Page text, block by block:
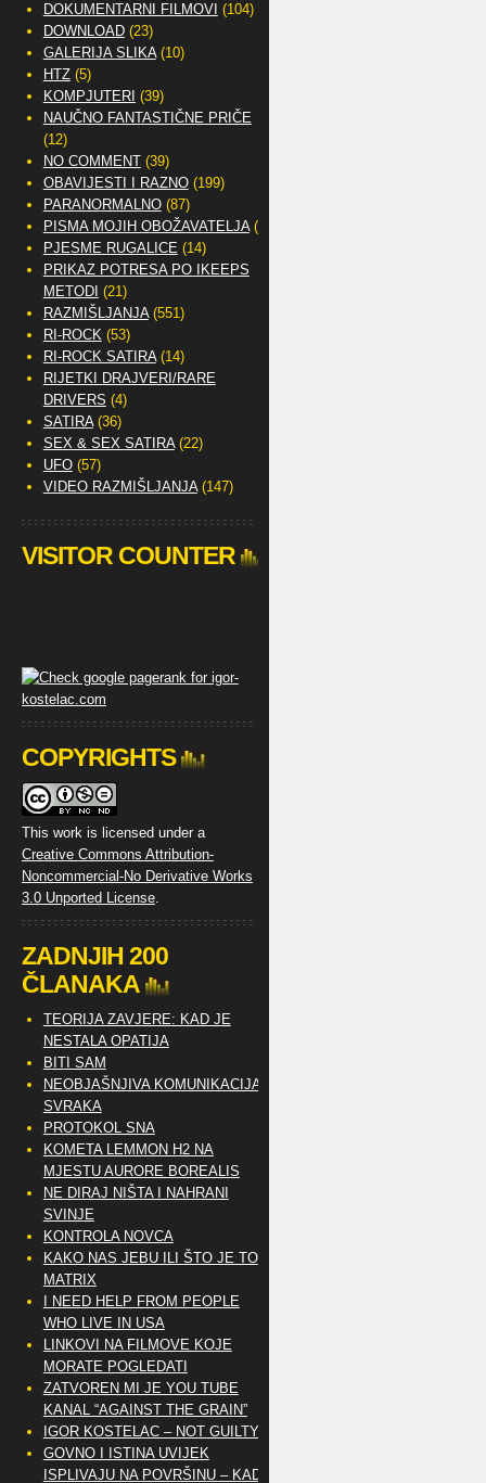
DOKUMENTARNI FILMOVI (104)
DOWNLOAD(23)
GALERIJA SLIKA(10)
HTZ(5)
KOMPJUTERI (39)
NAUČNO FANTASTIČNE PRIČE
(12)
NO COMMENT(39)
OBAVIJESTI I RAZNO(199)
PARANORMALNO(87)
PISMA MOJIH OBOŽAVATELJA(2)
PJESME RUGALICE (14)
PRIKAZ POTRESA PO IKEEPS
METODI (21)
RAZMIŠLJANJA(551)
RI-ROCK(53)
RI-ROCK SATIRA(14)
RIJETKI DRAJVERI/RARE
DRIVERS (4)
SATIRA(36)
SEX & SEX SATIRA(22)
UFO(57)
VIDEO RAZMIŠLJANJA(147)
VISITOR COUNTER
COPYRIGHTS
This work is licensed under a
Creative Commons Attribution-
Noncommercial-No Derivative Works
3.0 Unported License.
ZADNJIH 200
ČLANAKA
TEORIJA ZAVJERE: KAD JE
NESTALA OPATIJA
BITI SAM
NEOBJAŠNJIVA KOMUNIKACIJA
SVRAKA
PROTOKOL SNA
KOMETA LEMMON H2 NA
MJESTU AURORE BOREALIS
NE DIRAJ NIŠTA I NAHRANI
SVINJE
KONTROLA NOVCA
KAKO NAS JEBU ILI ŠTO JE TO
MATRIX
I NEED HELP FROM PEOPLE
WHO LIVE IN USA
LINKOVI NA FILMOVE KOJE
MORATE POGLEDATI
ZATVOREN MI JE YOU TUBE
KANAL “AGAINST THE GRAIN”
IGOR KOSTELAC – NOT GUILTY
GOVNO I ISTINA UVIJEK
ISPLIVAJU NA POVRŠINU – KAD